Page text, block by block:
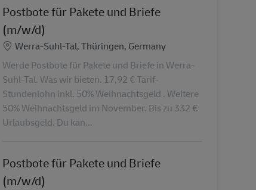
Postbote für Pakete und Briefe
(m/w/d)
Konum
Werra-Suhl-Tal, Thüringen, Germany
Werde Postbote für Pakete und Briefe in Werra-
Suhl-Tal. Was wir bieten. 17,92 € Tarif-
Stundenlohn inkl. 50% Weihnachtsgeld . Weitere
50% Weihnachtsgeld im November. Bis zu 332 €
Urlaubsgeld. Du kan...
Postbote für Pakete und Briefe
(m/w/d)